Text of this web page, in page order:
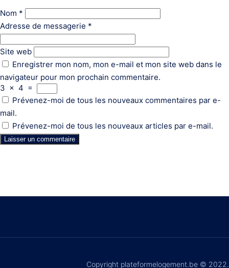
Nom *
Adresse de messagerie *
Site web
Enregistrer mon nom, mon e-mail et mon site web dans le
navigateur pour mon prochain commentaire.
3 × 4 =
Prévenez-moi de tous les nouveaux commentaires par e-
mail.
Prévenez-moi de tous les nouveaux articles par e-mail.
Copyright plateformelogement.be © 2022.